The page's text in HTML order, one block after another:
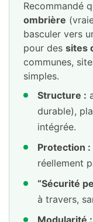
Recommandé
ombrière
basculer vers
pour des sites
communes,
simples.
Structure :
durable),
intégrée.
Protection :
réellement
“Sécurité
à travers,
Modularité :